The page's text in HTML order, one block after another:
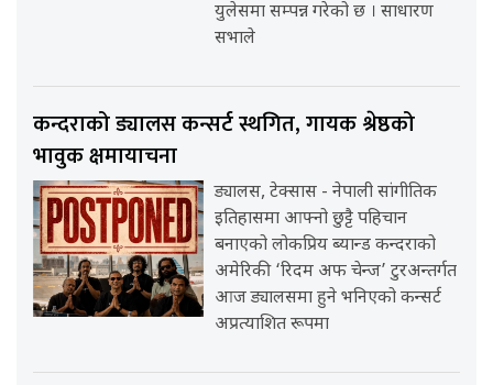
युलेसमा सम्पन्न गरेको छ । साधारण
सभाले
कन्दराको ड्यालस कन्सर्ट स्थगित, गायक श्रेष्ठको
भावुक क्षमायाचना
ड्यालस, टेक्सास - नेपाली सांगीतिक
इतिहासमा आफ्नो छुट्टै पहिचान
बनाएको लोकप्रिय ब्यान्ड कन्दराको
अमेरिकी ‘रिदम अफ चेन्ज’ टुरअन्तर्गत
आज ड्यालसमा हुने भनिएको कन्सर्ट
अप्रत्याशित रूपमा